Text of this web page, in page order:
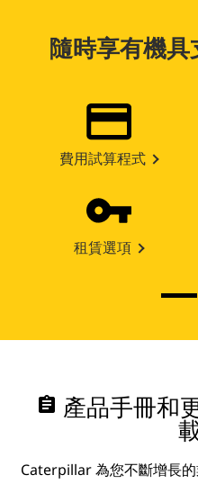
隨時享有機
費用試算程式
租賃選項
assignment 產品手冊和
Caterpillar 為您不斷增長